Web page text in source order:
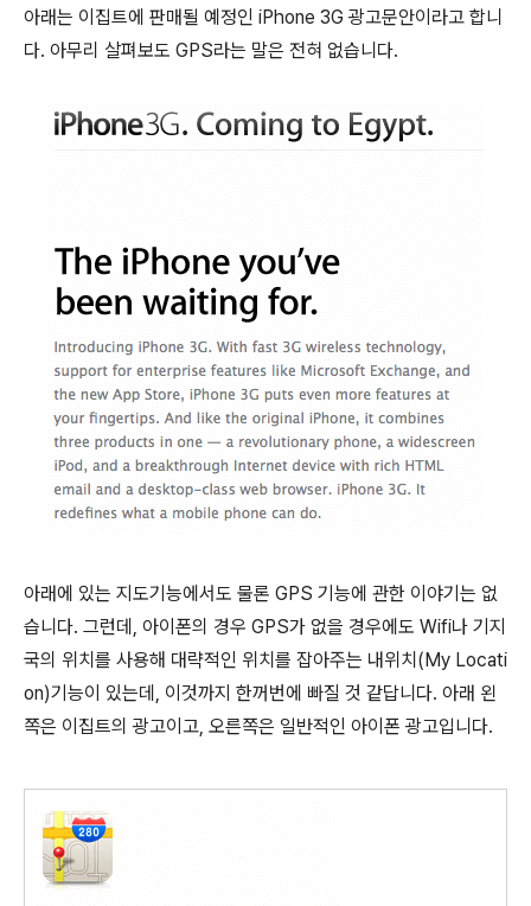
아래는 이집트에 판매될 예정인 iPhone 3G 광고문안이라고 합니
다. 아무리 살펴보도 GPS라는 말은 전혀 없습니다.
아래에 있는 지도기능에서도 물론 GPS 기능에 관한 이야기는 없
습니다. 그런데, 아이폰의 경우 GPS가 없을 경우에도 Wifi나 기지
국의 위치를 사용해 대략적인 위치를 잡아주는 내위치(My Locati
on)기능이 있는데, 이것까지 한꺼번에 빠질 것 같답니다. 아래 왼
쪽은 이집트의 광고이고, 오른쪽은 일반적인 아이폰 광고입니다.